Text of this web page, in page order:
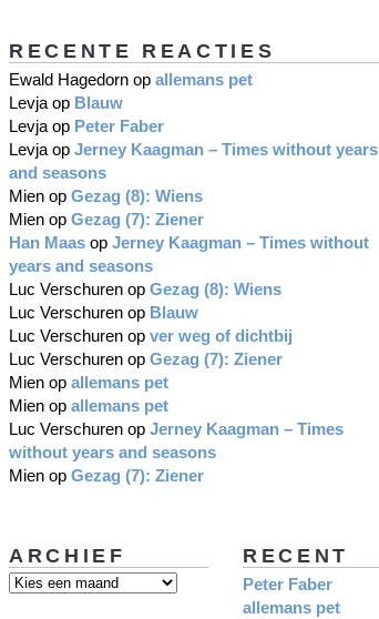
RECENTE REACTIES
Ewald Hagedorn op allemans pet
Levja op Blauw
Levja op Peter Faber
Levja op Jerney Kaagman – Times without years
and seasons
Mien op Gezag (8): Wiens
Mien op Gezag (7): Ziener
Han Maas op Jerney Kaagman – Times without
years and seasons
Luc Verschuren op Gezag (8): Wiens
Luc Verschuren op Blauw
Luc Verschuren op ver weg of dichtbij
Luc Verschuren op Gezag (7): Ziener
Mien op allemans pet
Mien op allemans pet
Luc Verschuren op Jerney Kaagman – Times
without years and seasons
Mien op Gezag (7): Ziener
RECENT
Peter Faber
allemans pet
ARCHIEF